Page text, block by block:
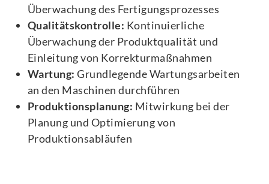
Überwachung des Fertigungsprozesses
Qualitätskontrolle: Kontinuierliche
Überwachung der Produktqualität und
Einleitung von Korrekturmaßnahmen
Wartung: Grundlegende Wartungsarbeiten
an den Maschinen durchführen
Produktionsplanung: Mitwirkung bei der
Planung und Optimierung von
Produktionsabläufen